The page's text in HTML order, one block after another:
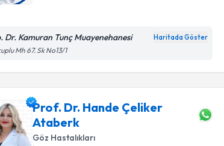
Dr. Kamuran Tunç Muayenehanesi Haritada Göster
Mh 67. Sk No13/1
Prof. Dr. Hande Çeliker
Ataberk
Göz Hastalıkları